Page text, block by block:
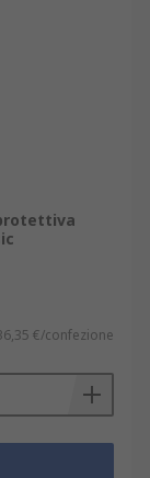
€/confezione